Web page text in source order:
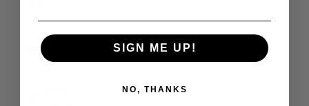
Isle of
Man (GBP
SIGN ME UP!
NO, THANKS